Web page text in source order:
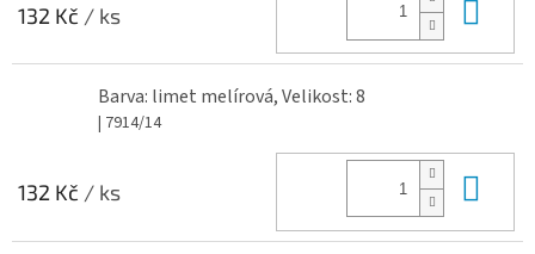
132 Kč / ks
Barva: limet melírová, Velikost: 8
| 7914/14
132 Kč / ks